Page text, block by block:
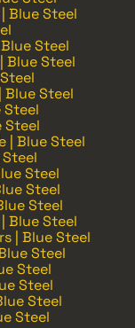
Blue Steel
Steel
Blue Steel
Steel
Steel
Steel
| Blue Steel
Steel
Steel
Steel
Blue Steel
| Blue Steel
Steel
Steel
Steel
Steel
Steel